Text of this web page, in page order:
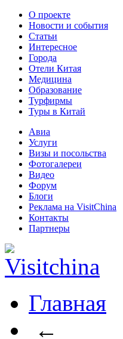
О проекте
Новости и события
Статьи
Интересное
Города
Отели Китая
Медицина
Образование
Турфирмы
Туры в Китай
Авиа
Услуги
Визы и посольства
Фотогалереи
Видео
Форум
Блоги
Реклама на VisitChina
Контакты
Партнеры
Главная
←